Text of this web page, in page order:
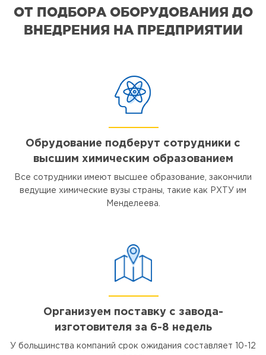
ОТ ПОДБОРА ОБОРУДОВАНИЯ ДО
ВНЕДРЕНИЯ НА ПРЕДПРИЯТИИ
Обрудование подберут сотрудники с
высшим химическим образованием
Все сотрудники имеют высшее образование, закончили
ведущие химические вузы страны, такие как РХТУ им
Менделеева.
Организуем поставку с завода-
изготовителя за 6-8 недель
У большинства компаний срок ожидания составляет 10-12